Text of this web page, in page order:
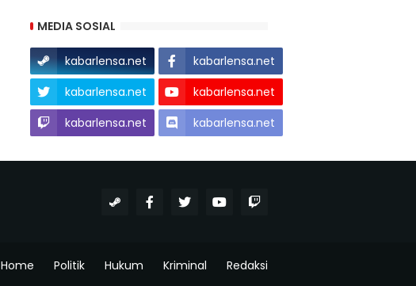
MEDIA SOSIAL
kabarlensa.net
kabarlensa.net
kabarlensa.net
kabarlensa.net
kabarlensa.net
kabarlensa.net
Home Politik Hukum Kriminal Redaksi